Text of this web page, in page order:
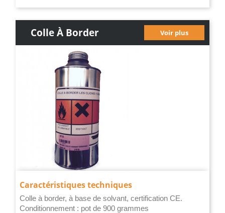
Colle À Border
Transparente
Voir plus
Caractéristiques techniques
Colle à border, à base de solvant, certification CE.
Conditionnement : pot de 900 grammes